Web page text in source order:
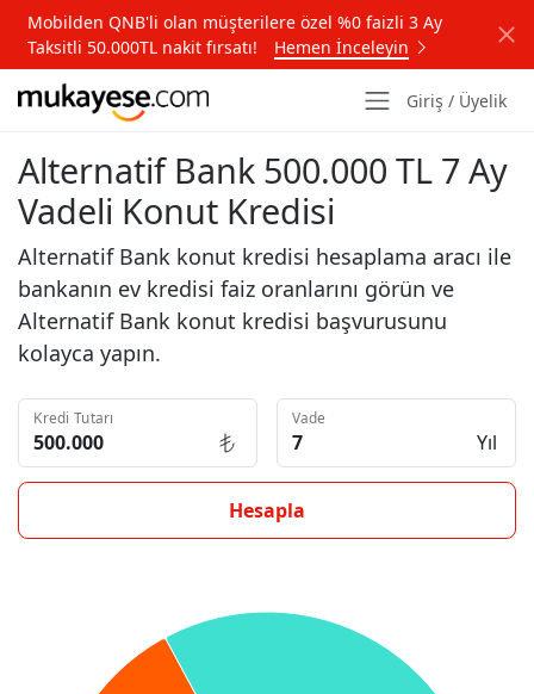
Mobilden QNB'li olan müşterilere özel %0 faizli 3 Ay
Taksitli 50.000TL nakit fırsatı!
Hemen İnceleyin
Giriş / Üyelik
Alternatif Bank 500.000 TL 7 Ay
Vadeli Konut Kredisi
Alternatif Bank konut kredisi hesaplama aracı ile
bankanın ev kredisi faiz oranlarını görün ve
Alternatif Bank konut kredisi başvurusunu
kolayca yapın.
Kredi Tutarı Vade
Yıl
Hesapla